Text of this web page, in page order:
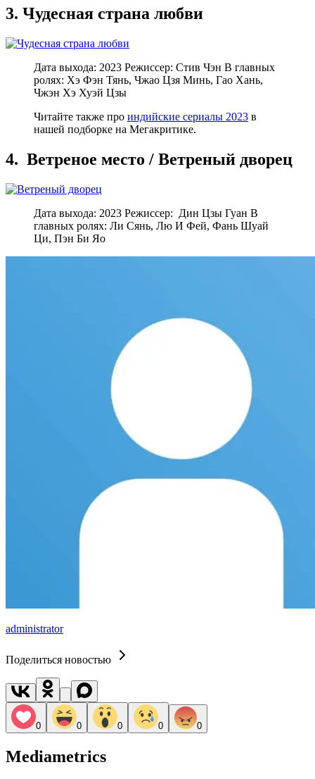
3. Чудесная страна любви
Дата выхода: 2023 Режиссер: Стив Чэн В главных
ролях: Хэ Фэн Тянь, Чжао Цзя Минь, Гао Хань,
Чжэн Хэ Хуэй Цзы
Читайте также про индийские сериалы 2023 в
нашей подборке на Мегакритике.
4. Ветреное место / Ветреный дворец
Дата выхода: 2023 Режиссер: Дин Цзы Гуан В
главных ролях: Ли Сянь, Лю И Фей, Фань Шуай
Ци, Пэн Би Яо
administrator
Поделиться новостью
0 0 0 0 0
Mediametrics